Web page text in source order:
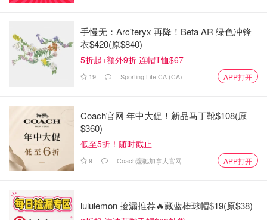
假设f是正态分布的概率密度函数，我们现在有一个二元随
机向量 (X，Y)均匀分布在坐标横轴和f函数之间。X的边缘
分布是正态分布，给定X的Y的条件分布是(0，f(x))之间的均
函数的对象。
让h(y)代表从X均值到f(x)=y任意一点的距离，
Y的分布函数是：
用Mathematica算出Y的概率密度函数是
手慢无：Arc'teryx 再降！Beta AR 绿色冲锋
衣$420(原$840)
5折起+额外9折 连帽T恤$67
19 Sporting Life CA (CA) APP打开
Coach官网 年中大促！新品马丁靴$108(原
$360)
低至5折！随时截止
9 Coach蔻驰加拿大官网 APP打开
lululemon 捡漏推荐🔥藏蓝棒球帽$19(原$38)